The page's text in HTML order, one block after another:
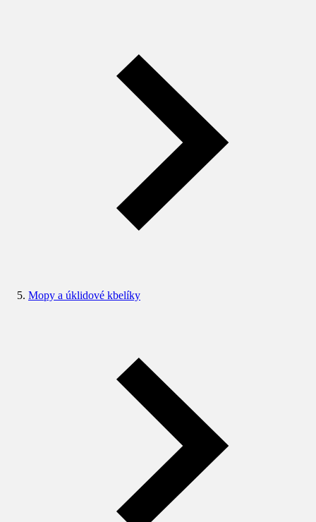
Mopy a úklidové kbelíky